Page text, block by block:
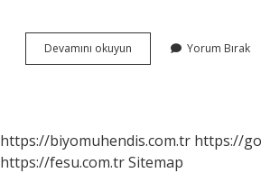
Devamını okuyun
Sahibi
Yorum Bırak
https://biyomuhendis.com.tr https://
https://fesu.com.trSitemap